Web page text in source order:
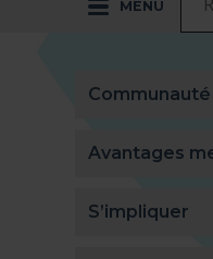
MENU
Communauté
Avantages
S’impliquer